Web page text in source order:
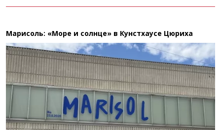
Марисоль: «Море и солнце» в Кунстхаусе Цюриха